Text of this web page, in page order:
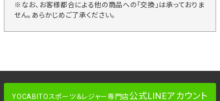
※なお、お客様都合による他の商品への「交換」は承っておりま
せん。あらかじめご了承ください。
YOCABITOスポーツ＆レジャー専門店公式LINEアカウント